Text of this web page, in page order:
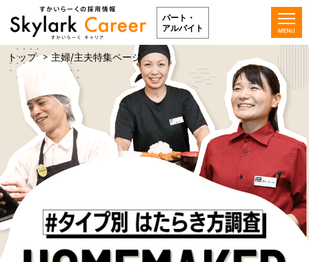
パート・
アルバイト
トップ 主婦/主夫特集ページ